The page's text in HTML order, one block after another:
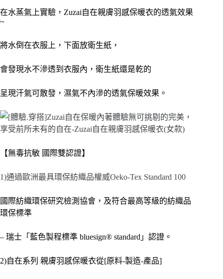
在水蒸氣上實驗，Zuzai自在親膚羽感保暖衣的透氣效果
~
將水倒在衣服上，下面放衛生紙，
會發現水不滲透到衣服內，衛生紙還是乾的
呈現汗氣可散發，濕氣不內滲的透氣保暖效果。
【無毒抗敏 國際雙認證】
1)通過歐洲最具環保紡織品權威Oeko-Tex Standard 100
國際紡織環保研究檢測協會， 及符合最高等級的紡織品
環保標準
– 瑞士「藍色製程標準 bluesign® standard」認證。
2)自在系列 親膚羽感保暖衣從[原料-製造-產品]